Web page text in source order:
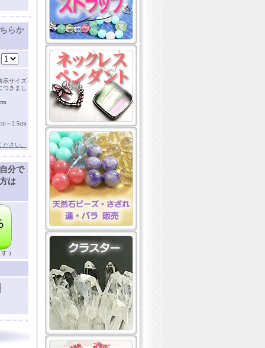
らか
示サイズ
きまし
～2.5cm
さい。
分で
は
)